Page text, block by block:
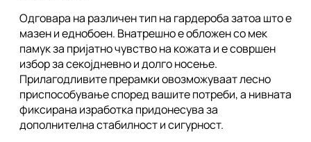
Одговара на различен тип на гардероба затоа што е
мазен и еднобоен. Внатрешно е обложен со мек
памук за пријатно чувство на кожата и е совршен
избор за секојдневно и долго носење.
Прилагодливите прерамки овозможуваат лесно
приспособување според вашите потреби, а нивната
фиксирана изработка придонесува за
дополнителна стабилност и сигурност.